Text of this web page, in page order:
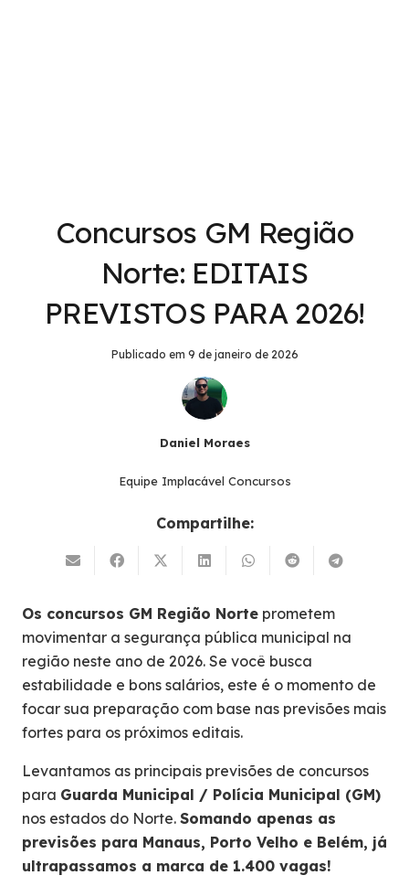
Concursos GM Região
Norte: EDITAIS
PREVISTOS PARA 2026!
Publicado em 9 de janeiro de 2026
Daniel Moraes
Equipe Implacável Concursos
Compartilhe:
Os concursos GM Região Norte prometem
movimentar a segurança pública municipal na
região neste ano de 2026. Se você busca
estabilidade e bons salários, este é o momento de
focar sua preparação com base nas previsões mais
fortes para os próximos editais.
Levantamos as principais previsões de concursos
para Guarda Municipal / Polícia Municipal (GM)
nos estados do Norte. Somando apenas as
previsões para Manaus, Porto Velho e Belém, já
ultrapassamos a marca de 1.400 vagas!